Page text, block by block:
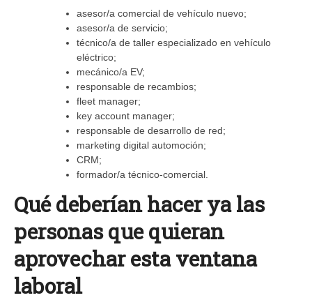
asesor/a comercial de vehículo nuevo;
asesor/a de servicio;
técnico/a de taller especializado en vehículo
eléctrico;
mecánico/a EV;
responsable de recambios;
fleet manager;
key account manager;
responsable de desarrollo de red;
marketing digital automoción;
CRM;
formador/a técnico-comercial.
Qué deberían hacer ya las
personas que quieran
aprovechar esta ventana
laboral